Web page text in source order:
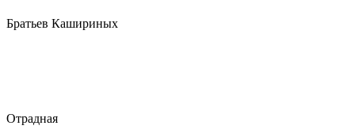
Братьев Кашириных
Отрадная